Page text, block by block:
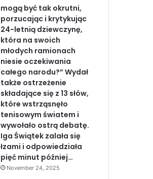
mogą być tak okrutni,
porzucając i krytykując
24-letnią dziewczynę,
która na swoich
młodych ramionach
niesie oczekiwania
całego narodu?” Wydał
także ostrzeżenie
składające się z 13 słów,
które wstrząsnęło
tenisowym światem i
wywołało ostrą debatę.
Iga Świątek zalała się
łzami i odpowiedziała
pięć minut później…
November 24, 2025